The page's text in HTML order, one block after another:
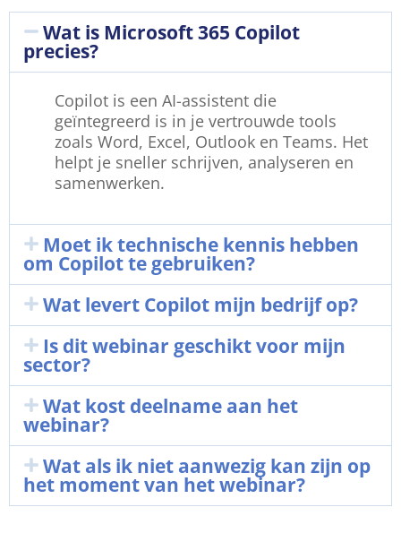
Wat is Microsoft 365 Copilot
precies?
Copilot is een AI-assistent die
geïntegreerd is in je vertrouwde tools
zoals Word, Excel, Outlook en Teams. Het
helpt je sneller schrijven, analyseren en
samenwerken.
Moet ik technische kennis hebben
om Copilot te gebruiken?
Wat levert Copilot mijn bedrijf op?
Is dit webinar geschikt voor mijn
sector?
Wat kost deelname aan het
webinar?
Wat als ik niet aanwezig kan zijn op
het moment van het webinar?